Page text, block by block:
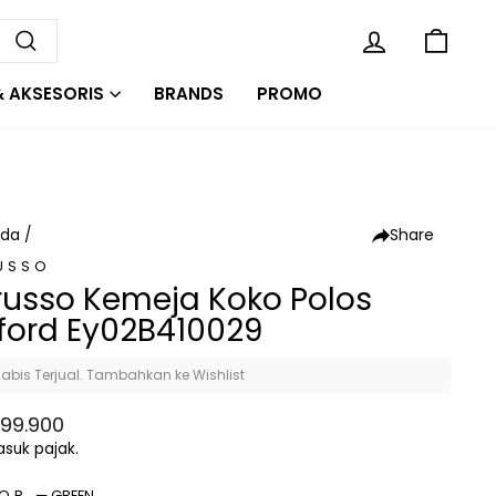
RIBU
Cari
MASUK
AKSESORIS BRANDS PROMO
/ Share
Kemeja Koko Polos
Ey02B410029
Terjual. Tambahkan ke Wishlist
pajak.